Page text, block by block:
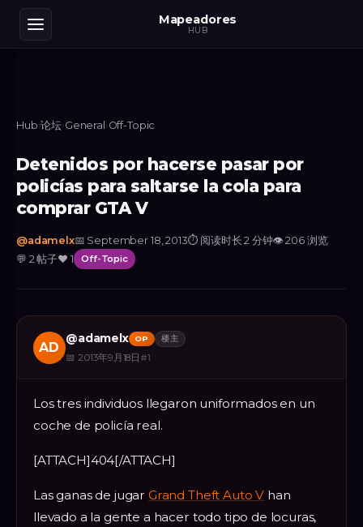
Mapeadores
HUB
Hub›论坛›General ›Off-Topic
Detenidos por hacerse pasar por
policías para saltarse la cola para
comprar GTA V
@adamelx📅 September 18, 2013⏱ 阅读时长 2 分钟👁206 浏览
💬 2帖子❤️ 1 Off-Topic
AD
@adamelx OP 楼主
📅 2013年9月18日 #1
Los tres individuos llegaron uniformados en un
coche de policía real.
[ATTACH]404[/ATTACH]
Las ganas de jugar Grand Theft Auto V han
llevado a la gente a hacer todo tipo de locuras,